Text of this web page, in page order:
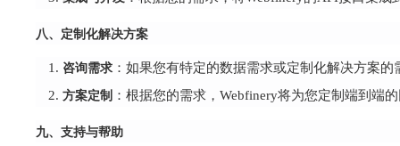
八、定制化解决方案
咨询需求 ：如果您有特定的数据需求或定制化解决方案
方案定制 ：根据您的需求，Webfinery将为您定制端到端
九、支持与帮助